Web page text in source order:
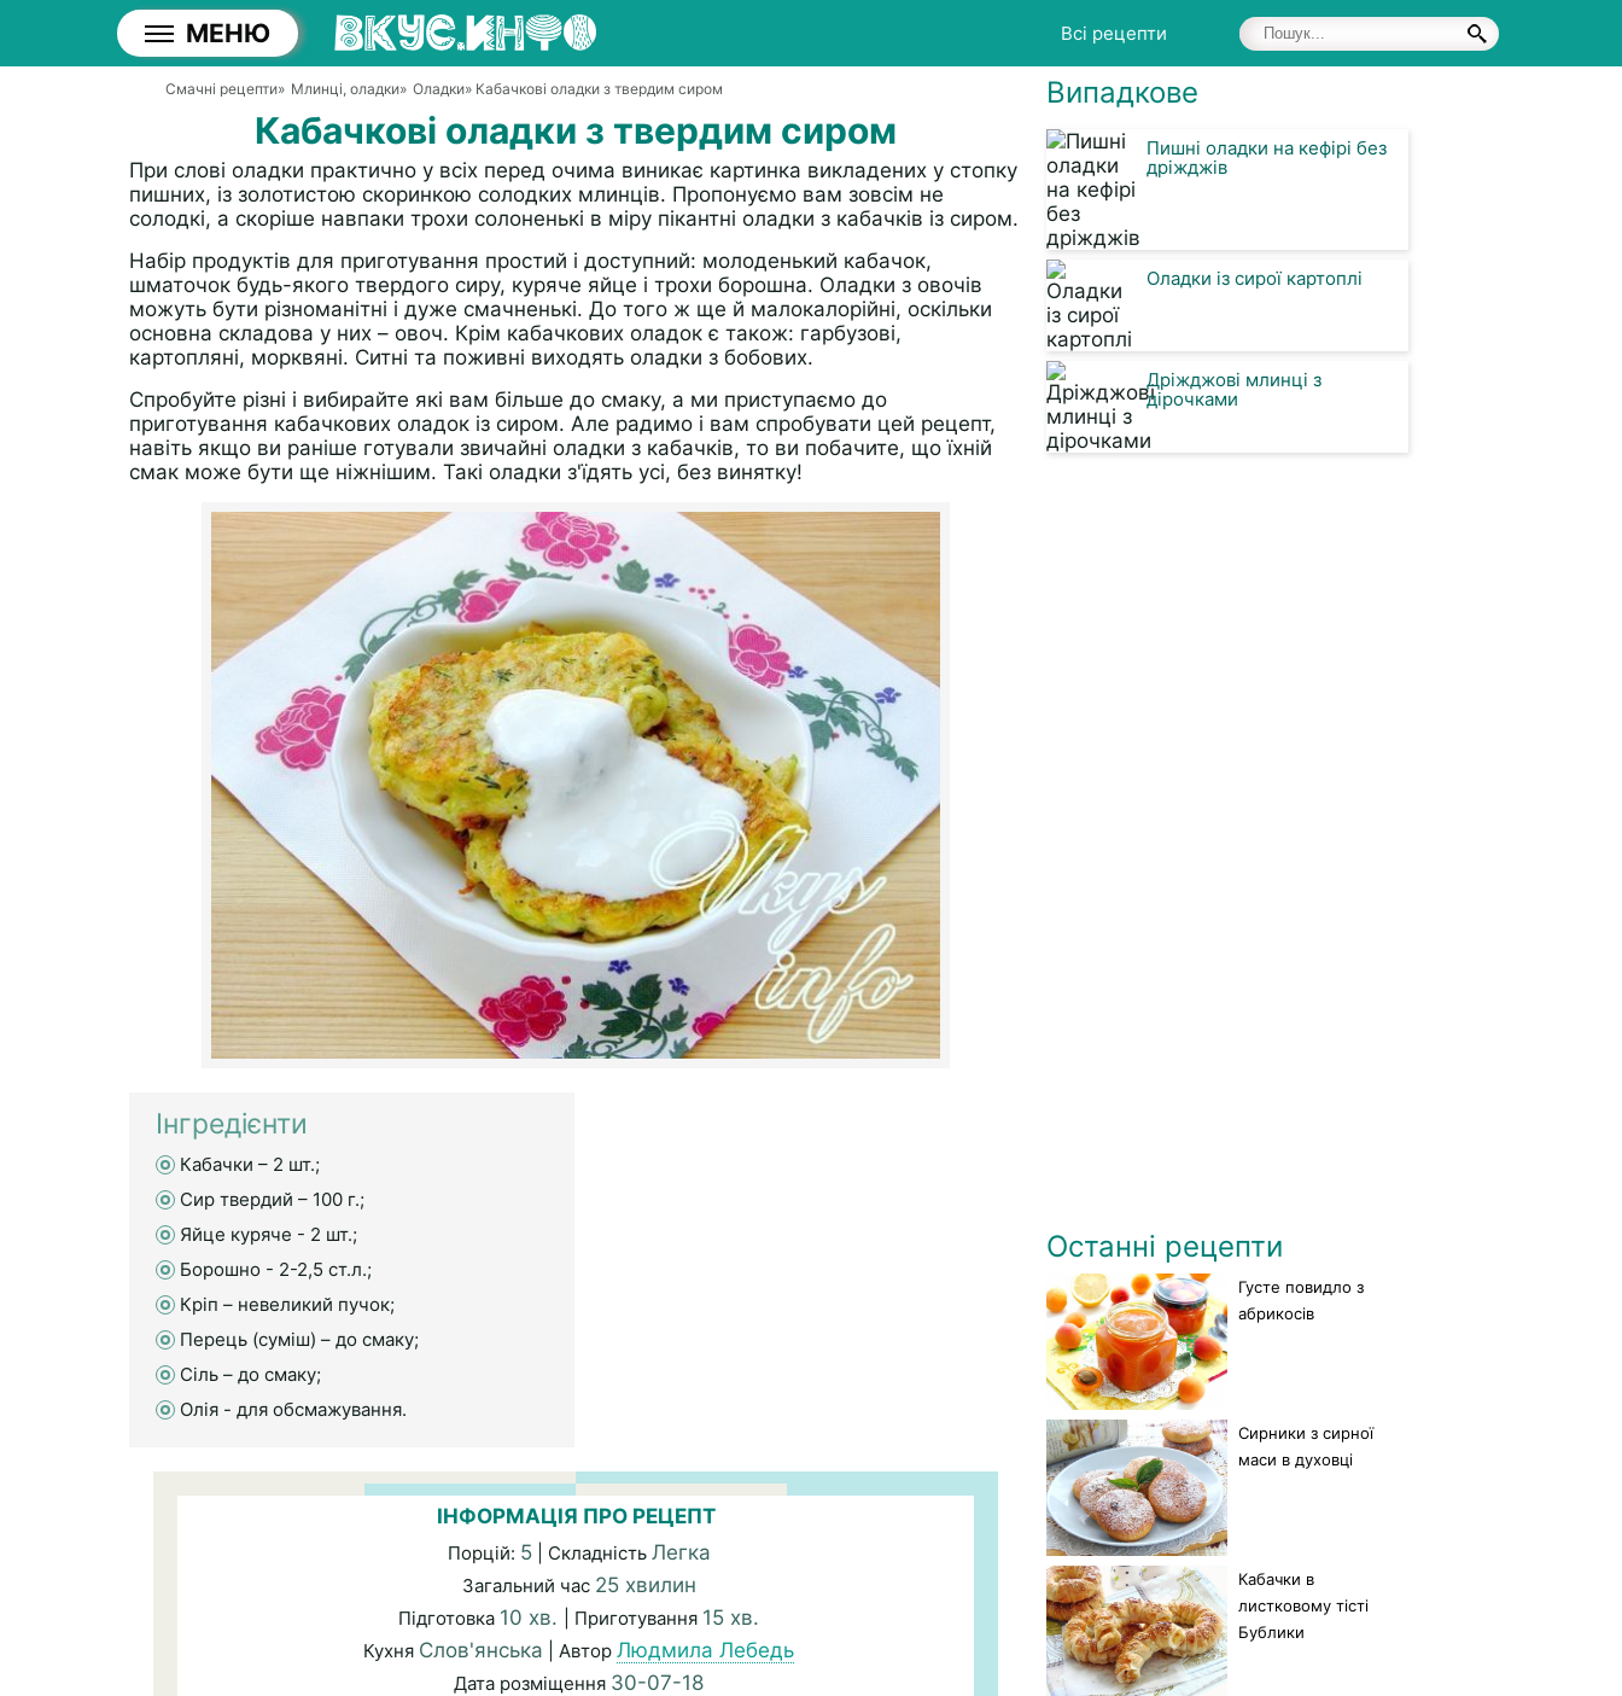
МЕНЮ Всі рецепти
Смачні рецепти» Млинці, оладки» Оладки» Кабачкові оладки з твердим сиром
Кабачкові оладки з твердим сиром
При слові оладки практично у всіх перед очима виникає картинка викладених у стопку
пишних, із золотистою скоринкою солодких млинців. Пропонуємо вам зовсім не
солодкі, а скоріше навпаки трохи солоненькі в міру пікантні оладки з кабачків із сиром.
Набір продуктів для приготування простий і доступний: молоденький кабачок,
шматочок будь-якого твердого сиру, куряче яйце і трохи борошна. Оладки з овочів
можуть бути різноманітні і дуже смачненькі. До того ж ще й малокалорійні, оскільки
основна складова у них – овоч. Крім кабачкових оладок є також: гарбузові,
картопляні, морквяні. Ситні та поживні виходять оладки з бобових.
Спробуйте різні і вибирайте які вам більше до смаку, а ми приступаємо до
приготування кабачкових оладок із сиром. Але радимо і вам спробувати цей рецепт,
навіть якщо ви раніше готували звичайні оладки з кабачків, то ви побачите, що їхній
смак може бути ще ніжнішим. Такі оладки з'їдять усі, без винятку!
Інгредієнти
Кабачки – 2 шт.;
Сир твердий – 100 г.;
Яйце куряче - 2 шт.;
Борошно - 2-2,5 ст.л.;
Кріп – невеликий пучок;
Перець (суміш) – до смаку;
Сіль – до смаку;
Олія - для обсмажування.
ІНФОРМАЦІЯ ПРО РЕЦЕПТ
Порцій: 5| Складність Легка
Загальний час 25 хвилин
Підготовка 10 хв. | Приготування 15 хв.
Кухня Слов'янська | Автор Людмила Лебедь
Дата розміщення 30-07-18
Випадкове
Пишні оладки на кефірі без
дріжджів
Оладки із сирої картоплі
Дріжджові млинці з
дірочками
Останні рецепти
Густе повидло з
абрикосів
Сирники з сирної
маси в духовці
Кабачки в
листковому тісті
Бублики